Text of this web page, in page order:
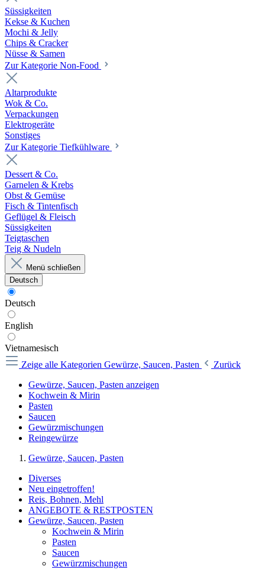
Süssigkeiten
Kekse & Kuchen
Mochi & Jelly
Chips & Cracker
Nüsse & Samen
Zur Kategorie Non-Food
Altarprodukte
Wok & Co.
Verpackungen
Elektrogeräte
Sonstiges
Zur Kategorie Tiefkühlware
Dessert & Co.
Garnelen & Krebs
Obst & Gemüse
Fisch & Tintenfisch
Geflügel & Fleisch
Süssigkeiten
Teigtaschen
Teig & Nudeln
Menü schließen
Deutsch
Deutsch
English
Vietnamesisch
Zeige alle Kategorien Gewürze, Saucen, Pasten
Zurück
Gewürze, Saucen, Pasten anzeigen
Kochwein & Mirin
Pasten
Saucen
Gewürzmischungen
Reingewürze
Gewürze, Saucen, Pasten
Diverses
Neu eingetroffen!
Reis, Bohnen, Mehl
ANGEBOTE & RESTPOSTEN
Gewürze, Saucen, Pasten
Kochwein & Mirin
Pasten
Saucen
Gewürzmischungen